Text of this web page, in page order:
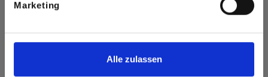
Marketing
Alle zulassen